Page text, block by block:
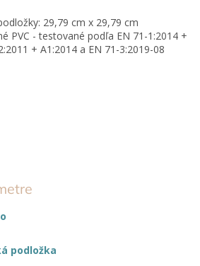
29,79 cm x 29,79 cm
PVC - testované podľa EN 71-1:2014 +
+ A1:2014 a EN 71-3:2019-08
podložka